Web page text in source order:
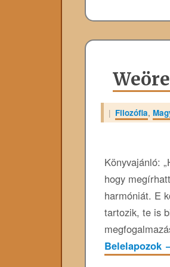
| Filozófia,
Könyvajánló:
hogy
harmóniát. E
tartozik, te is
Belelapozok